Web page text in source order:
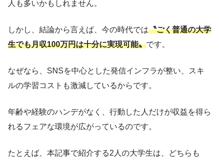
人も多いかもしれません。
しかし、結論から言えば、今の時代では〝ごく普通の大学
生でも月収100万円は十分に実現可能〟です。
なぜなら、SNSを中心とした発信インフラが整い、スキ
ルの学習コストも激減しているからです。
年齢や経験のハンデがなく、行動した人だけが収益を得ら
れるフェアな環境が広がっているのです。
たとえば、本記事で紹介する2人の大学生は、どちらも